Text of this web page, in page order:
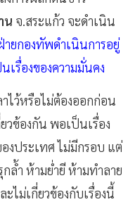
น จ.สระแก้ว จะดำเนิน
ายกองทัพดำเนินการอยู่
เรื่องของความมั่นคง
ไว้หรือไม่ต้องออกก่อน
วข้องกัน พอเป็นเรื่อง
งประเทศ ไม่มีกรอบ แต่
ล้ำ ห้ามย่ำยี ห้ามทำลาย
ไม่เกี่ยวข้องกับเรื่องนี้